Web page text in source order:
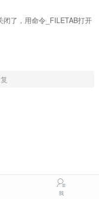
了，用命令_FILETAB打开
我